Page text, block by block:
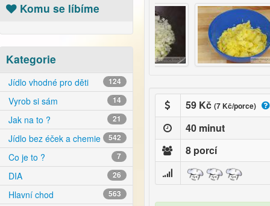
Komu se líbíme
Kategorie
Jídlo vhodné pro děti 124
Vyrob si sám 14
Jak na to ? 21
Jídlo bez éček a chemie 542
Co je to ? 7
DIA 26
Hlavní chod 563
59 Kč (7 Kč/porce)
40 minut
8 porcí